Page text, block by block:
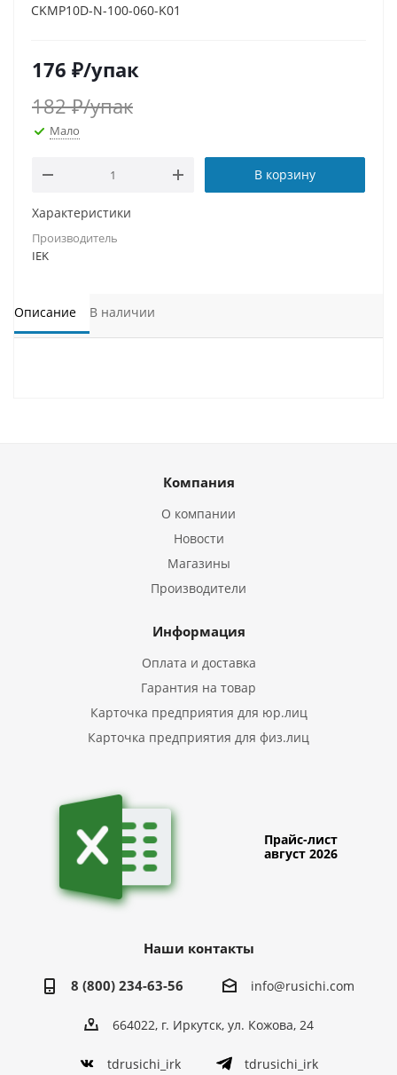
CKMP10D-N-100-060-K01
176 ₽/упак
182₽/упак
Мало
В корзину
Характеристики
Производитель
IEK
Описание В наличии
Компания
О компании
Новости
Магазины
Производители
Информация
Оплата и доставка
Гарантия на товар
Карточка предприятия для юр.лиц
Карточка предприятия для физ.лиц
Прайс-лист
август 2026
Наши контакты
8 (800) 234-63-56 info@rusichi.com
664022, г. Иркутск, ул. Кожова, 24
tdrusichi_irk tdrusichi_irk